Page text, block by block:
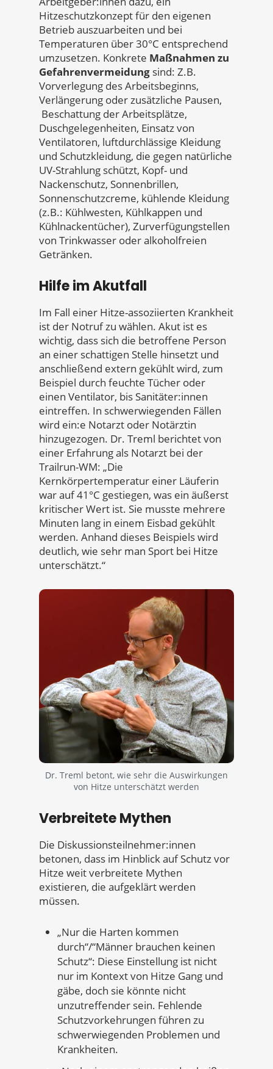
Hitzeschutzkonzept für den eigenen
Betrieb auszuarbeiten und bei
Temperaturen über 30°C entsprechend
umzusetzen. Konkrete Maßnahmen zu
Gefahrenvermeidung sind: Z.B.
Vorverlegung des Arbeitsbeginns,
Verlängerung oder zusätzliche Pausen,
Beschattung der Arbeitsplätze,
Duschgelegenheiten, Einsatz von
Ventilatoren, luftdurchlässige Kleidung
und Schutzkleidung, die gegen natürliche
UV-Strahlung schützt, Kopf- und
Nackenschutz, Sonnenbrillen,
Sonnenschutzcreme, kühlende Kleidung
(z.B.: Kühlwesten, Kühlkappen und
Kühlnackentücher), Zurverfügungstellen
von Trinkwasser oder alkoholfreien
Getränken.
Hilfe im Akutfall
Im Fall einer Hitze-assoziierten Krankheit
ist der Notruf zu wählen. Akut ist es
wichtig, dass sich die betroffene Person
an einer schattigen Stelle hinsetzt und
anschließend extern gekühlt wird, zum
Beispiel durch feuchte Tücher oder
einen Ventilator, bis Sanitäter:innen
eintreffen. In schwerwiegenden Fällen
wird ein:e Notarzt oder Notärztin
hinzugezogen. Dr. Treml berichtet von
einer Erfahrung als Notarzt bei der
Trailrun-WM: „Die
Kernkörpertemperatur einer Läuferin
war auf 41°C gestiegen, was ein äußerst
kritischer Wert ist. Sie musste mehrere
Minuten lang in einem Eisbad gekühlt
werden. Anhand dieses Beispiels wird
deutlich, wie sehr man Sport bei Hitze
unterschätzt.“
Dr. Treml betont, wie sehr die Auswirkungen
von Hitze unterschätzt werden
Verbreitete Mythen
Die Diskussionsteilnehmer:innen
betonen, dass im Hinblick auf Schutz vor
Hitze weit verbreitete Mythen
existieren, die aufgeklärt werden
müssen.
„Nur die Harten kommen
durch“/“Männer brauchen keinen
Schutz“: Diese Einstellung ist nicht
nur im Kontext von Hitze Gang und
gäbe, doch sie könnte nicht
unzutreffender sein. Fehlende
Schutzvorkehrungen führen zu
schwerwiegenden Problemen und
Krankheiten.